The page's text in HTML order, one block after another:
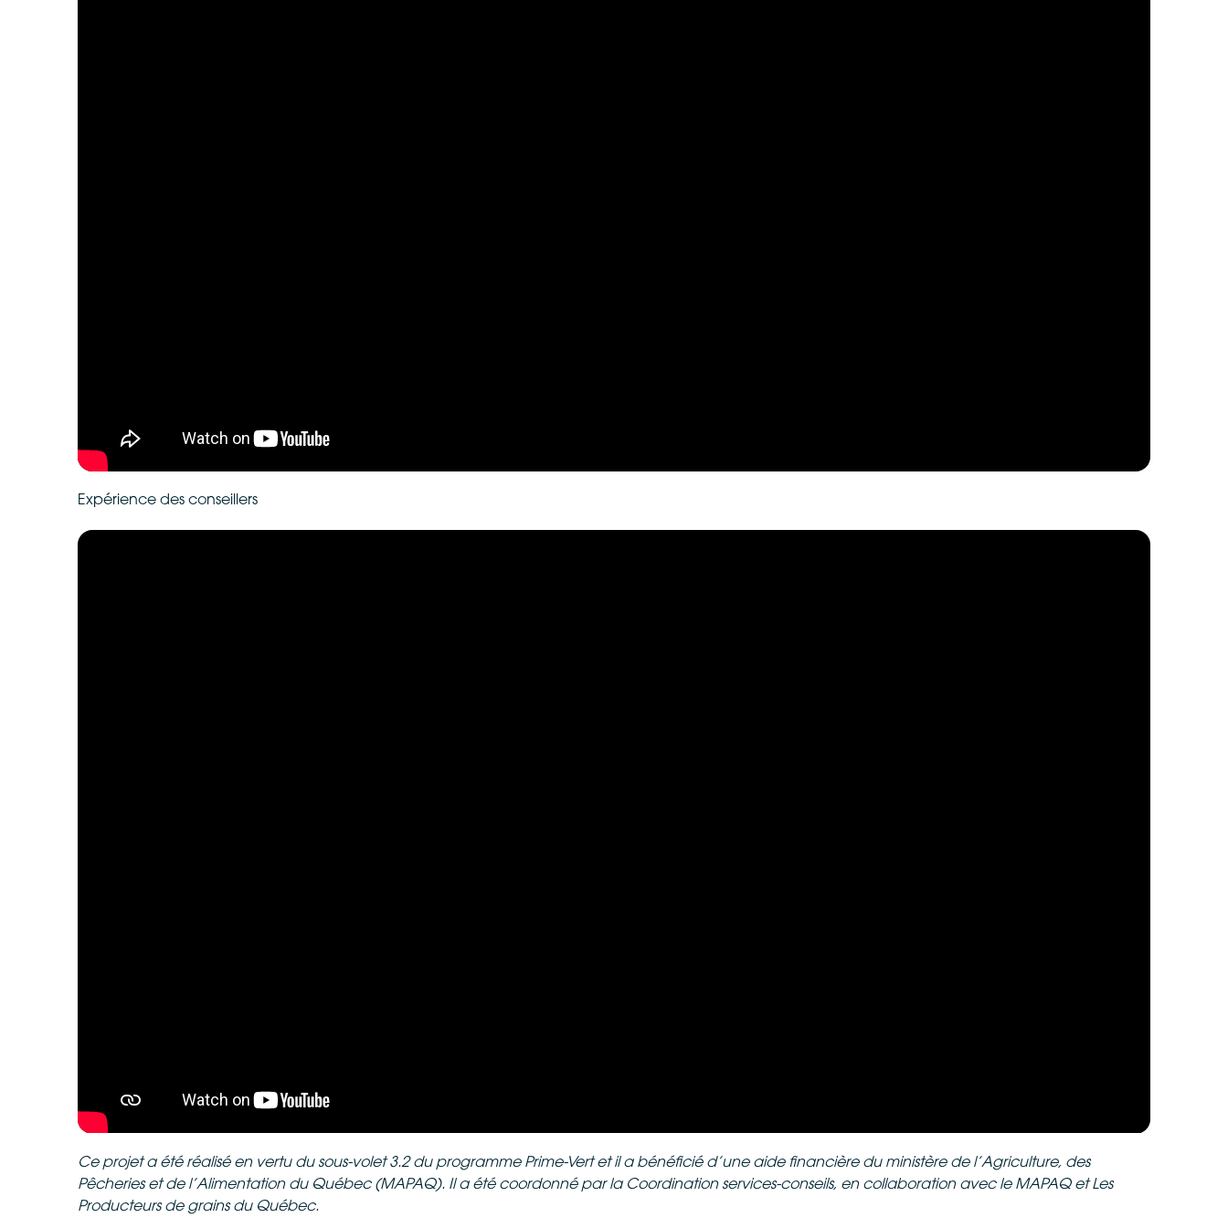
Expérience des conseillers
Ce projet a été réalisé en vertu du sous-volet 3.2 du programme Prime-Vert et il a bénéficié d’une aide financière du ministère de l’Agriculture, des
Pêcheries et de l’Alimentation du Québec (MAPAQ). Il a été coordonné par la Coordination services-conseils, en collaboration avec le MAPAQ et Les
Producteurs de grains du Québec.